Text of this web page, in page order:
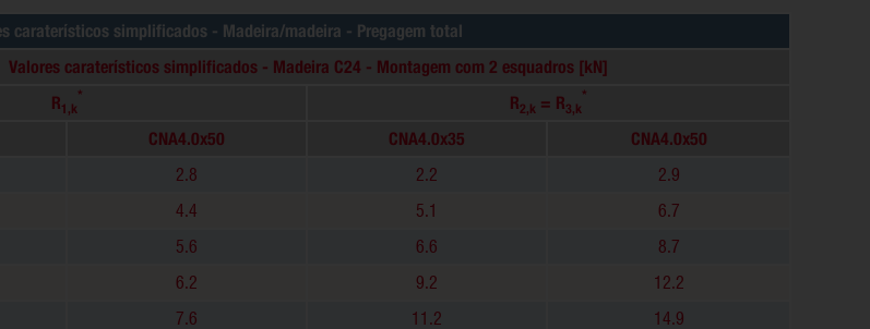
caraterísticos simplificados - Madeira/madeira - Pregagem total
Valores caraterísticos simplificados - Madeira C24 - Montagem com 2 esquadros [kN]
R1,k
* R2,k = R3,k
*
CNA4.0x50 CNA4.0x35 CNA4.0x50
2.8 2.2
2.9
4.4 5.1
6.7
5.6 6.6
8.7
6.2 9.2
12.2
7.6 11.2
14.9